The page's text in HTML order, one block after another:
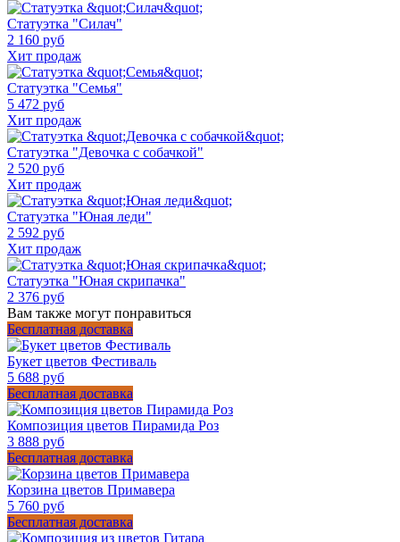
Статуэтка "Силач"
2 160 руб
Хит продаж
Статуэтка "Семья"
5 472 руб
Хит продаж
Статуэтка "Девочка с собачкой"
2 520 руб
Хит продаж
Статуэтка "Юная леди"
2 592 руб
Хит продаж
Статуэтка "Юная скрипачка"
2 376 руб
Вам также могут понравиться
Бесплатная доставка
Букет цветов Фестиваль
5 688 руб
Бесплатная доставка
Композиция цветов Пирамида Роз
3 888 руб
Бесплатная доставка
Корзина цветов Примавера
5 760 руб
Бесплатная доставка